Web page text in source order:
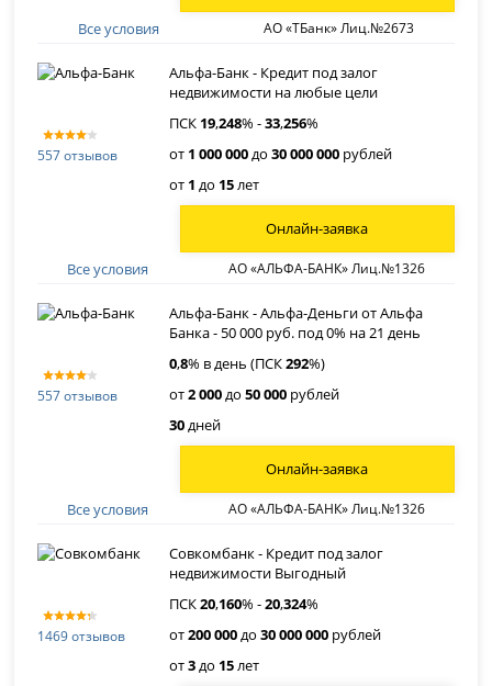
Все условия АО «ТБанк» Лиц.№2673
557 отзывов
Альфа-Банк - Кредит под залог
недвижимости на любые цели
ПСК 19,248% -33,256%
от 1 000 000до30 000 000 рублей
от 1 до 15лет
Все условия АО «АЛЬФА-БАНК» Лиц.№1326
Онлайн-заявка
557 отзывов
Альфа-Банк - Альфа-Деньги от Альфа
Банка - 50 000 руб. под 0% на 21 день
0,8% в день (ПСК292%)
от2 000до50 000 рублей
30дней
Все условия АО «АЛЬФА-БАНК» Лиц.№1326
Онлайн-заявка
1469 отзывов
Совкомбанк - Кредит под залог
недвижимости Выгодный
ПСК20,160% -20,324%
от200 000до30 000 000 рублей
от3до 15лет